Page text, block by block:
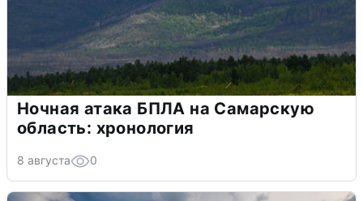
Ночная атака БПЛА на Самарскую
область: хронология
8 августа 0